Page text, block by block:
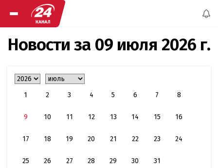
Новости за 09 июля 2026 г.
1 2 3 4 5 6 7 8
9 10 11 12 13 14 15 16
17 18 19 20 21 22 23 24
25 26 27 28 29 30 31